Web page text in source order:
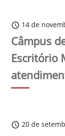
schedule 14 de
Câmpus
Escritório
schedule 20 de